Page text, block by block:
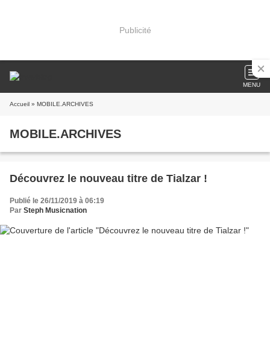
Publicité
MENU
Accueil » MOBILE.ARCHIVES
MOBILE.ARCHIVES
Découvrez le nouveau titre de Tialzar !
Publié le 26/11/2019 à 06:19
Par Steph Musicnation